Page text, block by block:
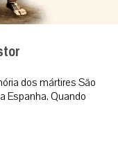
dos mártires São
Espanha. Quando